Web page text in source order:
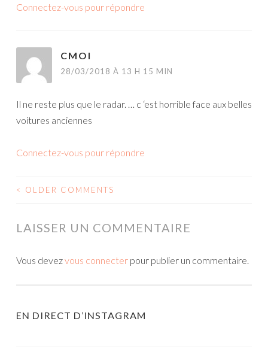
Connectez-vous pour répondre
CMOI
28/03/2018 À 13 H 15 MIN
Il ne reste plus que le radar. … c ‘est horrible face aux belles
voitures anciennes
Connectez-vous pour répondre
NAVIGATION
DES
< OLDER COMMENTS
LAISSER UN COMMENTAIRE
Vous devezvous connecter pour publier un commentaire.
EN DIRECT D’INSTAGRAM